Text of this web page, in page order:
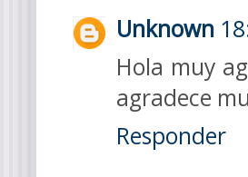
Unknown
Hola muy
agradece
Responder